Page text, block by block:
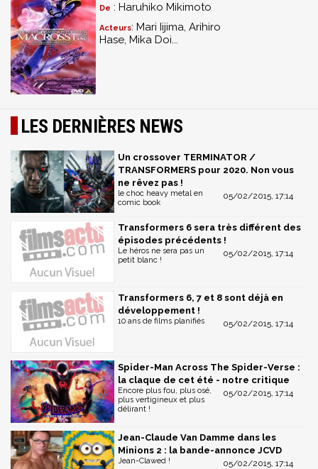
De : Haruhiko Mikimoto
Acteurs: Mari Iijima, Arihiro
Hase, Mika Doi...
LES DERNIÈRES NEWS
Un crossover TERMINATOR /
TRANSFORMERS pour 2020. Non vous
ne rêvez pas !
05/02/2015, 17:14
le choc heavy metal en
comic book
Transformers 6 sera très différent des
épisodes précédents !
05/02/2015, 17:14
Le héros ne sera pas un
petit blanc !
Transformers 6, 7 et 8 sont déjà en
développement !
05/02/2015, 17:14
10 ans de films planifiés
Spider-Man Across The Spider-Verse :
la claque de cet été - notre critique
05/02/2015, 17:14
Encore plus fou, plus osé,
plus vertigineux et plus
délirant !
Jean-Claude Van Damme dans les
Minions 2 : la bande-annonce JCVD
05/02/2015, 17:14
Jean-Clawed !